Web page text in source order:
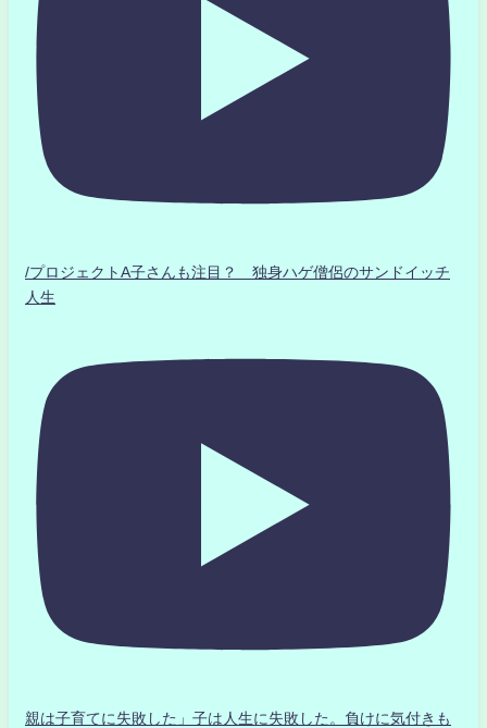
/プロジェクトA子さんも注目？ 独身ハゲ僧侶のサンドイッチ
人生
親は子育てに失敗した」子は人生に失敗した。負けに気付きも